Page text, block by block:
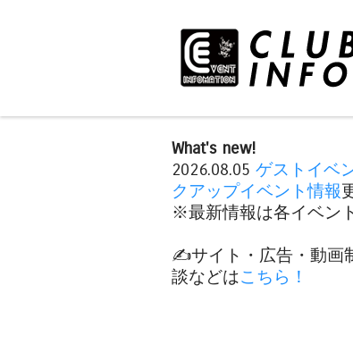
What's new!
2026.08.05 ゲストイベ
クアップイベント情報
※最新情報は各イベン
✍️サイト・広告・動画
談などはこちら！